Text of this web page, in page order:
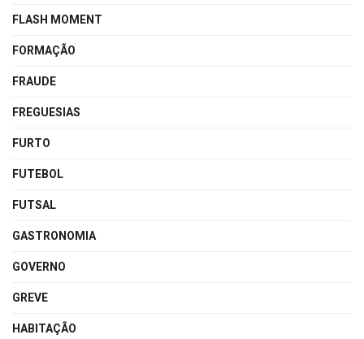
FLASH MOMENT
FORMAÇÃO
FRAUDE
FREGUESIAS
FURTO
FUTEBOL
FUTSAL
GASTRONOMIA
GOVERNO
GREVE
HABITAÇÃO